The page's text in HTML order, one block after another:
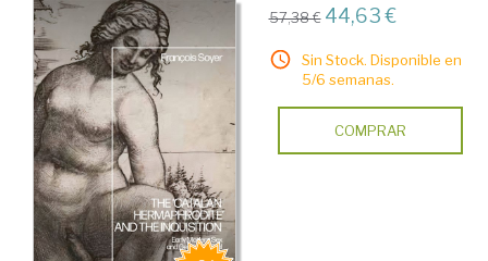
57,38 € 44,63 €
Sin Stock. Disponible en
5/6 semanas.
COMPRAR